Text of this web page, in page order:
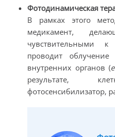
Фотодинамическая
В рамках этого
медикамент,
чувствительными
проводит
внутренних органов (
результате,
фотосенсибилизатор,